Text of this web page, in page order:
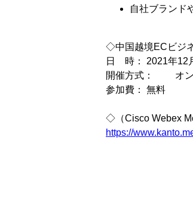
自社ブランド
◇中国越境ECビジ
日 時： 2021年12
開催方式： オン
参加費： 無料
◇（Cisco Webex
https://